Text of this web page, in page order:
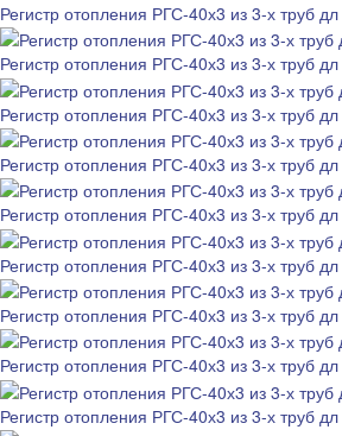
Регистр отопления РГС-40х3 из 3-х труб
Регистр отопления РГС-40х3 из 3-х труб
Регистр отопления РГС-40х3 из 3-х труб
Регистр отопления РГС-40х3 из 3-х труб
Регистр отопления РГС-40х3 из 3-х труб
Регистр отопления РГС-40х3 из 3-х труб
Регистр отопления РГС-40х3 из 3-х труб
Регистр отопления РГС-40х3 из 3-х труб
Регистр отопления РГС-40х3 из 3-х труб